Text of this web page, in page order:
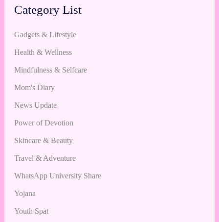
Category List
Gadgets & Lifestyle
Health & Wellness
Mindfulness & Selfcare
Mom's Diary
News Update
Power of Devotion
Skincare & Beauty
Travel & Adventure
WhatsApp University Share
Yojana
Youth Spat